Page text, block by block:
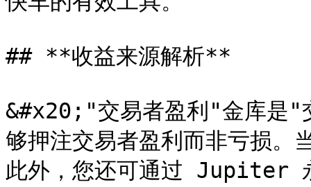
## **收益来源解析**
&#x20;"交易者盈利"金库是"
够押注交易者盈利而非亏损。
此外，您还可通过 Jupiter